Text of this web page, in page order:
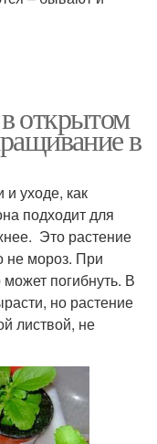
открытом
в
уходе, как
подходит для
Это растение
не мороз. При
погибнуть. В
но растение
листвой, не